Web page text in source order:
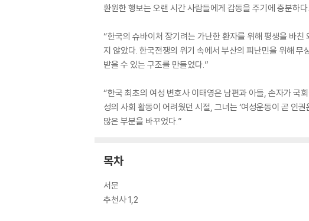
환원한 행보는 오랜 시간 사람들에게 감동을 주기에 충분하다
“한국의 슈바이처 장기려는 가난한 환자를 위해 평생을 바
지 않았다. 한국전쟁의 위기 속에서 부산의 피난민을 위해
받을 수 있는 구조를 만들었다.”
“한국 최초의 여성 변호사 이태영은 남편과 아들, 손자가 국
성의 사회 활동이 어려웠던 시절, 그녀는 ‘여성운동이 곧 인
많은 부분을 바꾸었다.”
목차
서문
추천사 1,2